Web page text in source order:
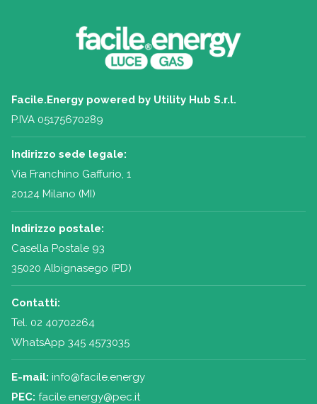
Facile.Energy powered by Utility Hub S.r.l.
P.IVA 05175670289
Indirizzo sede legale:
Via Franchino Gaffurio, 1
20124 Milano (MI)
Indirizzo postale:
Casella Postale 93
35020 Albignasego (PD)
Contatti:
Tel. 02 40702264
WhatsApp 345 4573035
E-mail: info@facile.energy
PEC: facile.energy@pec.it